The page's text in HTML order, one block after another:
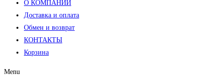
О КОМПАНИИ
Доставка и оплата
Обмен и возврат
КОНТАКТЫ
Корзина
Menu